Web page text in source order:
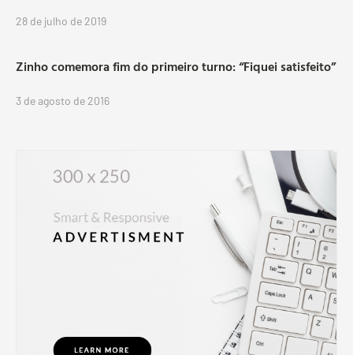
28 de julho de 2019
Zinho comemora fim do primeiro turno: “Fiquei satisfeito”
3 de agosto de 2016